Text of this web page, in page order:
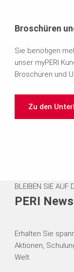
Broschüren
Sie benötigen
unser myPERI
Broschüren und
Zu den
BLEIBEN SIE AUF
PERI
Erhalten Sie
Aktionen,
Welt.